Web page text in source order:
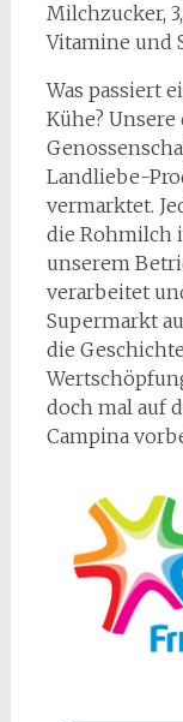
Milchzucker,
Vitamine und
Was passiert
Kühe?
Landliebe-
vermarktet.
die Rohmilch
unserem
verarbeitet
Supermarkt
die
doch mal auf
Campina